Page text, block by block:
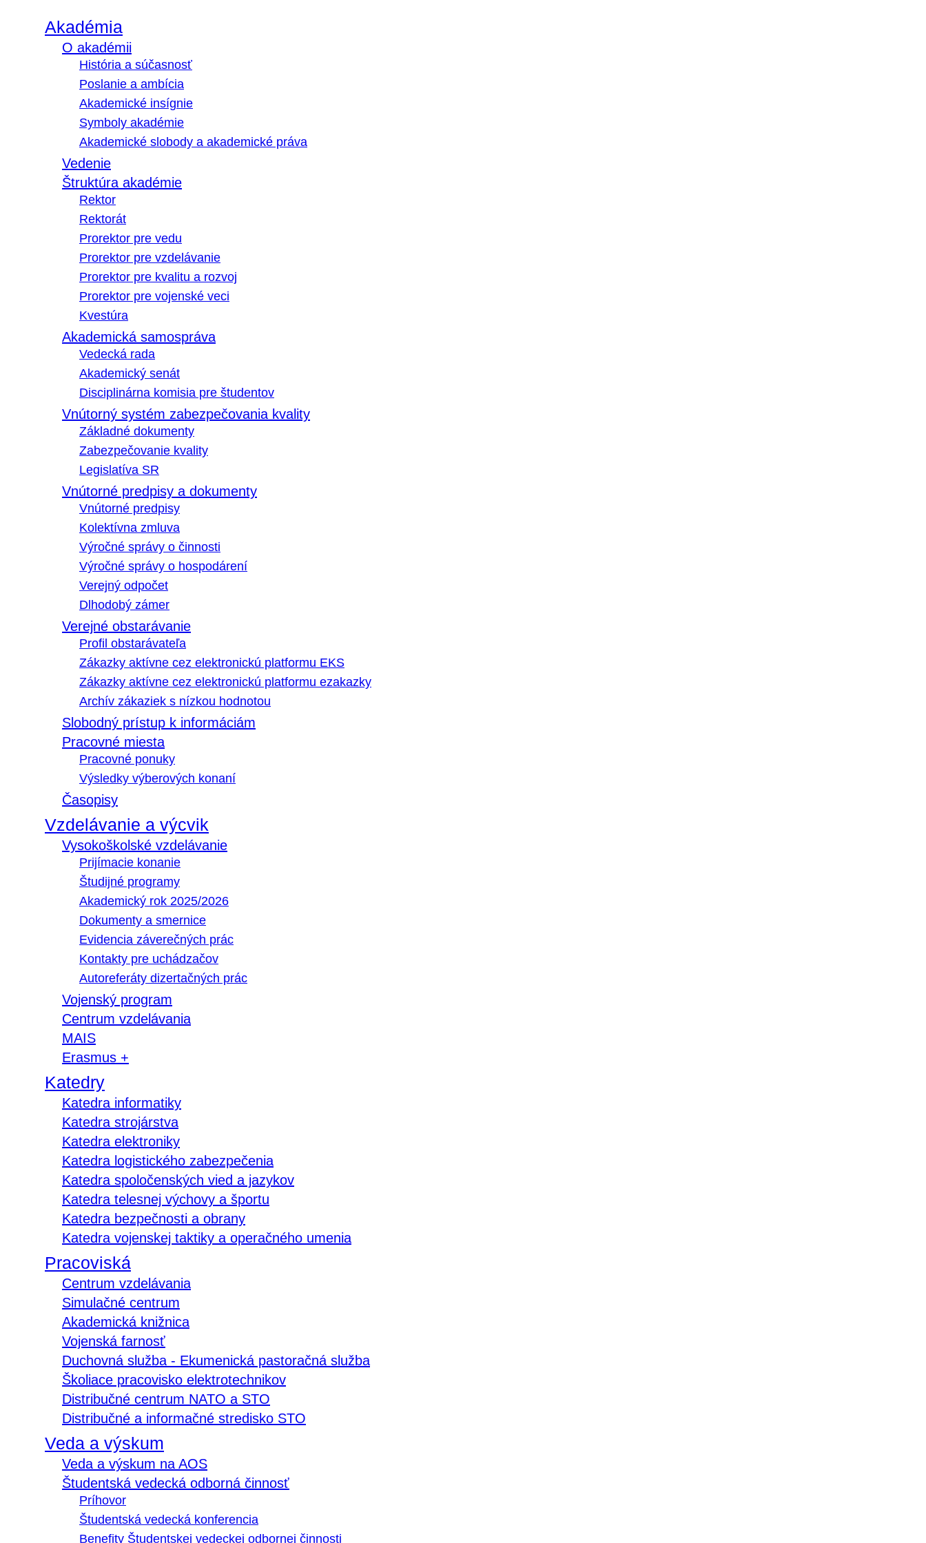
Akadémia
O akadémii
História a súčasnosť
Poslanie a ambícia
Akademické insígnie
Symboly akadémie
Akademické slobody a akademické práva
Vedenie
Štruktúra akadémie
Rektor
Rektorát
Prorektor pre vedu
Prorektor pre vzdelávanie
Prorektor pre kvalitu a rozvoj
Prorektor pre vojenské veci
Kvestúra
Akademická samospráva
Vedecká rada
Akademický senát
Disciplinárna komisia pre študentov
Vnútorný systém zabezpečovania kvality
Základné dokumenty
Zabezpečovanie kvality
Legislatíva SR
Vnútorné predpisy a dokumenty
Vnútorné predpisy
Kolektívna zmluva
Výročné správy o činnosti
Výročné správy o hospodárení
Verejný odpočet
Dlhodobý zámer
Verejné obstarávanie
Profil obstarávateľa
Zákazky aktívne cez elektronickú platformu EKS
Zákazky aktívne cez elektronickú platformu ezakazky
Archív zákaziek s nízkou hodnotou
Slobodný prístup k informáciám
Pracovné miesta
Pracovné ponuky
Výsledky výberových konaní
Časopisy
Vzdelávanie a výcvik
Vysokoškolské vzdelávanie
Prijímacie konanie
Študijné programy
Akademický rok 2025/2026
Dokumenty a smernice
Evidencia záverečných prác
Kontakty pre uchádzačov
Autoreferáty dizertačných prác
Vojenský program
Centrum vzdelávania
MAIS
Erasmus +
Katedry
Katedra informatiky
Katedra strojárstva
Katedra elektroniky
Katedra logistického zabezpečenia
Katedra spoločenských vied a jazykov
Katedra telesnej výchovy a športu
Katedra bezpečnosti a obrany
Katedra vojenskej taktiky a operačného umenia
Pracoviská
Centrum vzdelávania
Simulačné centrum
Akademická knižnica
Vojenská farnosť
Duchovná služba - Ekumenická pastoračná služba
Školiace pracovisko elektrotechnikov
Distribučné centrum NATO a STO
Distribučné a informačné stredisko STO
Veda a výskum
Veda a výskum na AOS
Študentská vedecká odborná činnosť
Príhovor
Študentská vedecká konferencia
Benefity Študentskej vedeckej odbornej činnosti